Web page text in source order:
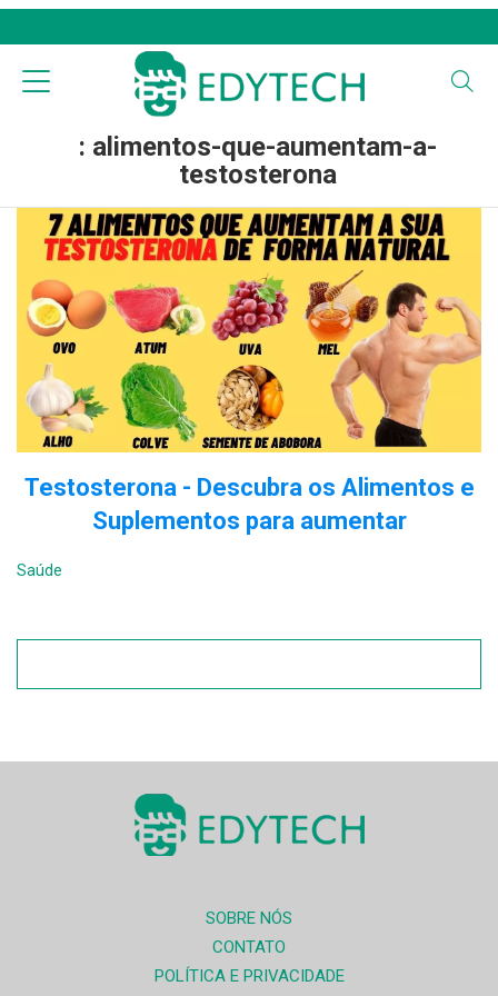
: alimentos-que-aumentam-a-
testosterona
Testosterona - Descubra os Alimentos e
Suplementos para aumentar
Saúde
SOBRE NÓS
CONTATO
POLÍTICA E PRIVACIDADE